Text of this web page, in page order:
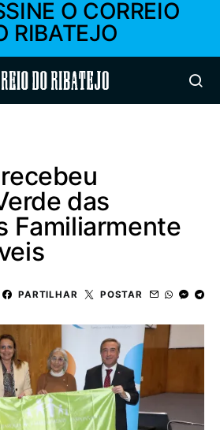
O CORREIO
RIBATEJO
do Ribatejo
das
Familiarmente
PARTILHAR POSTAR